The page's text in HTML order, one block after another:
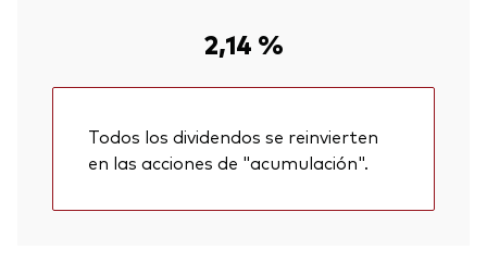
2,14 %
Todos los dividendos se reinvierten
en las acciones de "acumulación".